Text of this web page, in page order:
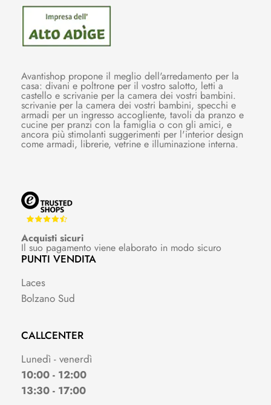
Avantishop propone il meglio dell'arredamento per la
casa: divani e poltrone per il vostro salotto, letti a
castello e scrivanie per la camera dei vostri bambini.
scrivanie per la camera dei vostri bambini, specchi e
armadi per un ingresso accogliente, tavoli da pranzo e
cucine per pranzi con la famiglia o con gli amici, e
ancora più stimolanti suggerimenti per l'interior design
come armadi, librerie, vetrine e illuminazione interna.
Acquisti sicuri
Il suo pagamento viene elaborato in modo sicuro
PUNTI VENDITA
Laces
Bolzano Sud
CALLCENTER
Lunedì - venerdì
10:00 - 12:00
13:30 - 17:00